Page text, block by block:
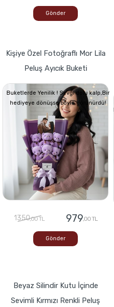
Gönder
Kişiye Özel Fotoğraflı Mor Lila
Peluş Ayıcık Buketi
Buketlerde Yenilik ! Sevgi dolu kalp,Bir
hediyeye dönüşse böyle görünürdü!
1350,00 TL 979,00 TL
Gönder
Beyaz Silindir Kutu İçinde
Sevimli Kırmızı Renkli Peluş